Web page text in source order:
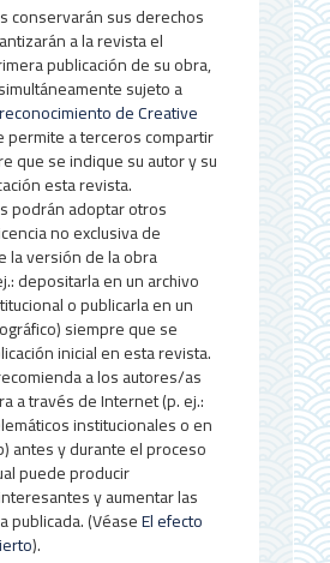
conservarán sus derechos
a la revista el
publicación de su obra,
sujeto a
de Creative
permite a terceros compartir
que se indique su autor y su
esta revista.
podrán adoptar otros
no exclusiva de
la versión de la obra
depositarla en un archivo
o publicarla en un
siempre que se
inicial en esta revista.
a los autores/as
a través de Internet (p. ej.:
institucionales o en
antes y durante el proceso
puede producir
y aumentar las
publicada. (VéaseEl efecto
).